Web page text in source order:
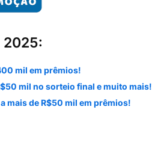
2025:
mil em prêmios!
mil no sorteio final e muito mais!
mais de R$50 mil em prêmios!